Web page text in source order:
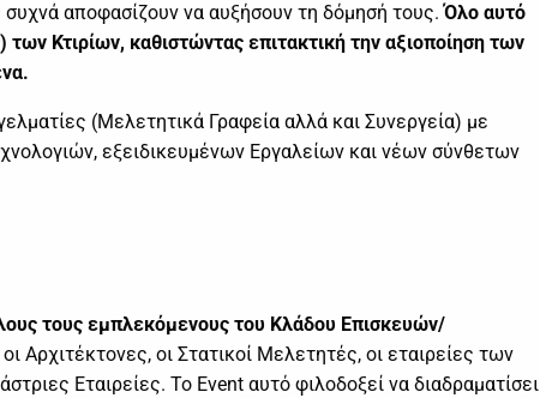
συχνά αποφασίζουν να αυξήσουν τη δόμησή τους.Όλο αυτό
Κτιρίων, καθιστώντας επιτακτική την αξιοποίηση των
(Μελετητικά Γραφεία αλλά και Συνεργεία) με
εξειδικευμένων Εργαλείων και νέων σύνθετων
τους εμπλεκόμενους του Κλάδου Επισκευών/
οι Αρχιτέκτονες, οι Στατικοί Μελετητές, οι εταιρείες των
Εταιρείες. Το Event αυτό φιλοδοξεί να διαδραματίσει